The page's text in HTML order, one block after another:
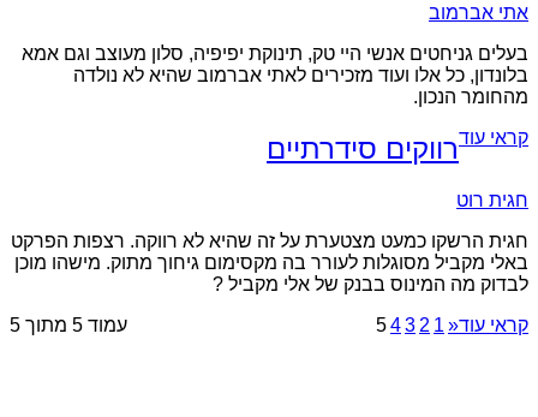
אתי אברמוב
בעלים גניחטים אנשי היי טק, תינוקת יפיפיה, סלון מעוצב וגם אמא
בלונדון, כל אלו ועוד מזכירים לאתי אברמוב שהיא לא נולדה
מהחומר הנכון.
קראי עודרווקים סידרתיים
חגית רוט
חגית הרשקו כמעט מצטערת על זה שהיא לא רווקה. רצפות הפרקט
באלי מקביל מסוגלות לעורר בה מקסימום גיחוך מתוק. מישהו מוכן
לבדוק מה המינוס בבנק של אלי מקביל ?
קראי עוד
עמוד 5 מתוך 5 «
1
2
3
4
5